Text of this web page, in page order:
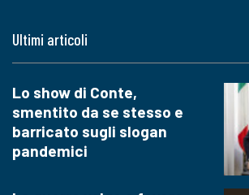
Ultimi articoli
Lo show di Conte,
smentito da se stesso e
barricato sugli slogan
pandemici